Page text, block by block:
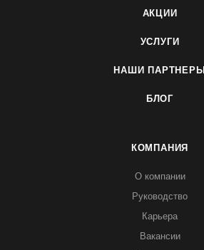
АКЦИИ
УСЛУГИ
НАШИ ПАРТНЕРЫ
БЛОГ
КОМПАНИЯ
О компании
Руководство
Карьера
Вакансии